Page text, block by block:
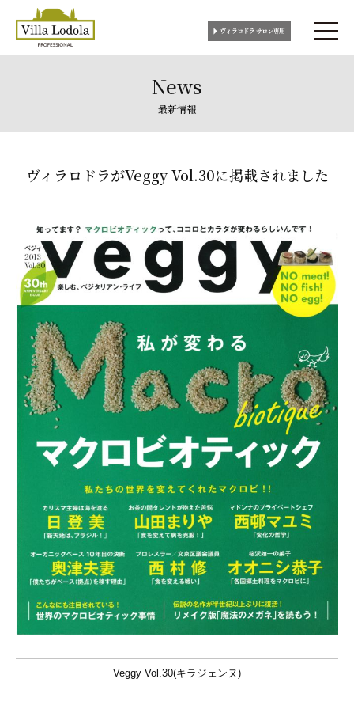
News
最新情報
ヴィラロドラがVeggy Vol.30に掲載されました
Veggy Vol.30(キラジェンヌ)